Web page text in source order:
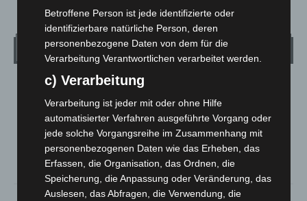
Wetter
LANGENHAGEN
Ein Paar Wolken
14.8 °C 16.1 °
°
73% 2.2m/s 17%
Betroffene Person ist jede identifizierte oder
identifizierbare natürliche Person, deren
personenbezogene Daten von dem für die
Verarbeitung Verantwortlichen verarbeitet werden.
c) Verarbeitung
Verarbeitung ist jeder mit oder ohne Hilfe
automatisierter Verfahren ausgeführte Vorgang oder
jede solche Vorgangsreihe im Zusammenhang mit
personenbezogenen Daten wie das Erheben, das
Erfassen, die Organisation, das Ordnen, die
Speicherung, die Anpassung oder Veränderung, das
Auslesen, das Abfragen, die Verwendung, die